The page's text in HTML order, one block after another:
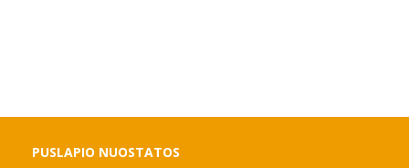
PUSLAPIO NUOSTATOS